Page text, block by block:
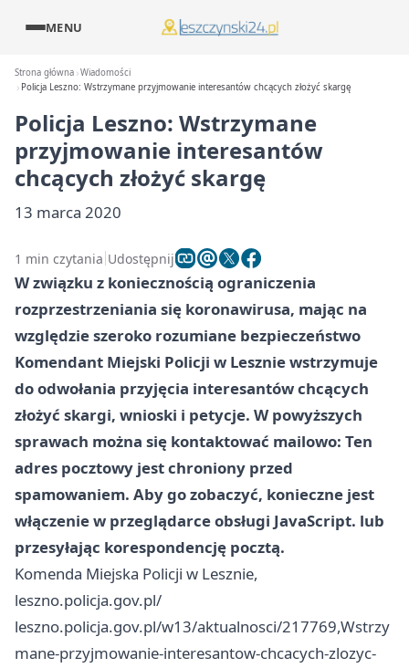
MENU
Strona główna Wiadomości
Policja Leszno: Wstrzymane przyjmowanie interesantów chcących złożyć skargę
Policja Leszno: Wstrzymane
przyjmowanie interesantów
chcących złożyć skargę
13 marca 2020
1 min czytania Udostępnij
W związku z koniecznością ograniczenia
rozprzestrzeniania się koronawirusa, mając na
względzie szeroko rozumiane bezpieczeństwo
Komendant Miejski Policji w Lesznie wstrzymuje
do odwołania przyjęcia interesantów chcących
złożyć skargi, wnioski i petycje. W powyższych
sprawach można się kontaktować mailowo: Ten
adres pocztowy jest chroniony przed
spamowaniem. Aby go zobaczyć, konieczne jest
włączenie w przeglądarce obsługi JavaScript. lub
przesyłając korespondencję pocztą.
Komenda Miejska Policji w Lesznie,
leszno.policja.gov.pl/
leszno.policja.gov.pl/w13/aktualnosci/217769,Wstrzy
mane-przyjmowanie-interesantow-chcacych-zlozyc-